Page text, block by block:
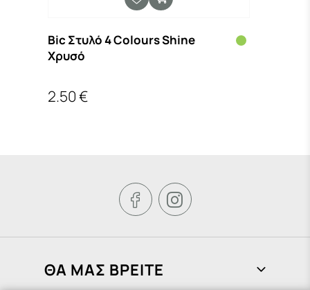
Bic Στυλό 4 Colours Shine
Χρυσό
2.50 €
 
ΘΑ ΜΑΣ ΒΡΕΙΤΕ